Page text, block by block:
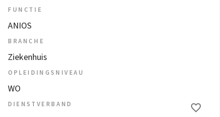
FUNCTIE
ANIOS
BRANCHE
Ziekenhuis
OPLEIDINGSNIVEAU
WO
DIENSTVERBAND